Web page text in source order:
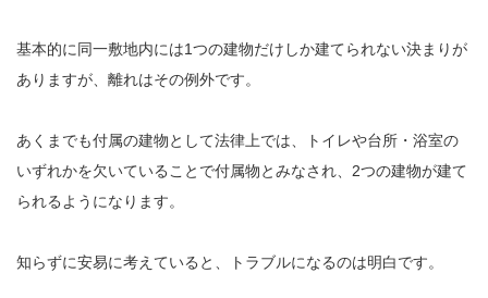
基本的に同一敷地内には1つの建物だけしか建てられない決まりが
ありますが、離れはその例外です。
あくまでも付属の建物として法律上では、トイレや台所・浴室の
いずれかを欠いていることで付属物とみなされ、2つの建物が建て
られるようになります。
知らずに安易に考えていると、トラブルになるのは明白です。